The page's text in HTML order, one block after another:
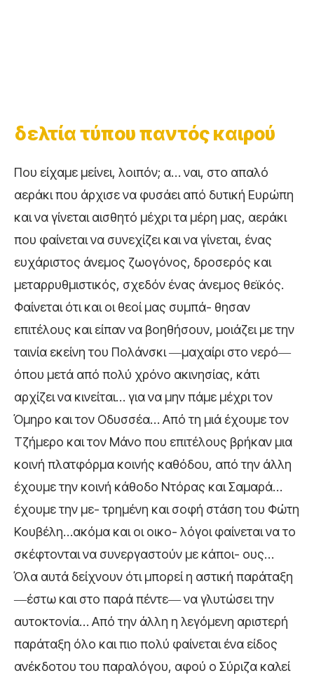
δελτία τύπου παντός καιρού
Που είχαμε μείνει, λοιπόν; α… ναι, στο απαλό
αεράκι που άρχισε να φυσάει από δυτική Ευρώπη
και να γίνεται αισθητό μέχρι τα μέρη μας, αεράκι
που φαίνεται να συνεχίζει και να γίνεται, ένας
ευχάριστος άνεμος ζωογόνος, δροσερός και
μεταρρυθμιστικός, σχεδόν ένας άνεμος θεϊκός.
Φαίνεται ότι και οι θεοί μας συμπά- θησαν
επιτέλους και είπαν να βοηθήσουν, μοιάζει με την
ταινία εκείνη του Πολάνσκι ―μαχαίρι στο νερό―
όπου μετά από πολύ χρόνο ακινησίας, κάτι
αρχίζει να κινείται… για να μην πάμε μέχρι τον
Όμηρο και τον Οδυσσέα… Από τη μιά έχουμε τον
Τζήμερο και τον Μάνο που επιτέλους βρήκαν μια
κοινή πλατφόρμα κοινής καθόδου, από την άλλη
έχουμε την κοινή κάθοδο Ντόρας και Σαμαρά…
έχουμε την με- τρημένη και σοφή στάση του Φώτη
Κουβέλη…ακόμα και οι οικο- λόγοι φαίνεται να το
σκέφτονται να συνεργαστούν με κάποι- ους…
Όλα αυτά δείχνουν ότι μπορεί η αστική παράταξη
―έστω και στο παρά πέντε― να γλυτώσει την
αυτοκτονία… Από την άλλη η λεγόμενη αριστερή
παράταξη όλο και πιο πολύ φαίνεται ένα είδος
ανέκδοτου του παραλόγου, αφού ο Σύριζα καλεί